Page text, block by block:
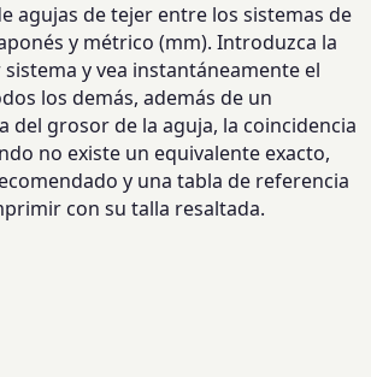
agujas de tejer entre los sistemas de
y métrico (mm). Introduzca la
y vea instantáneamente el
los demás, además de un
del grosor de la aguja, la coincidencia
no existe un equivalente exacto,
y una tabla de referencia
con su talla resaltada.